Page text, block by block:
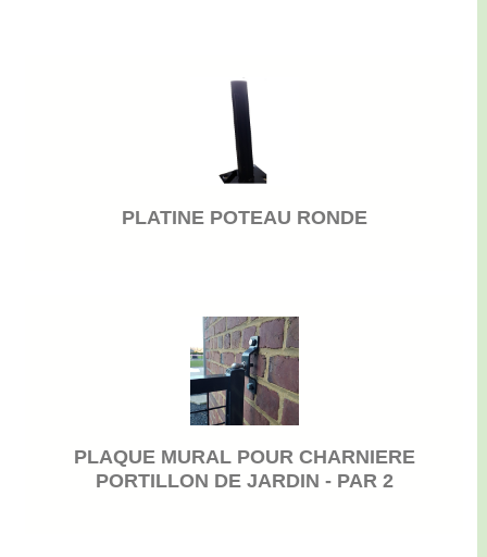
PLATINE POTEAU RONDE
PLAQUE MURAL POUR CHARNIERE
PORTILLON DE JARDIN - PAR 2